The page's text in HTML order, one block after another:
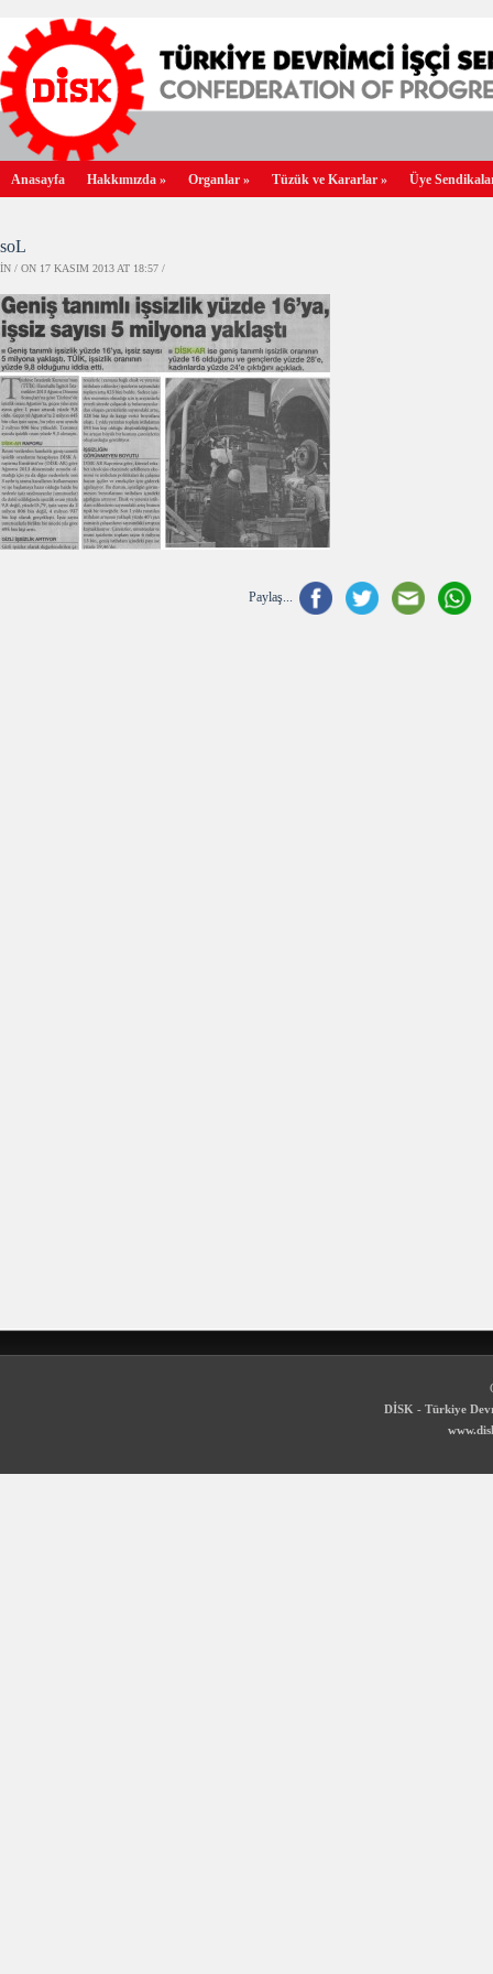
Anasayfa Hakkımızda » Organlar » Tüzük ve Kararlar » Üye
soL
IN / ON 17 KASIM 2013 AT 18:57 /
Paylaş...
DİSK - Türkiye